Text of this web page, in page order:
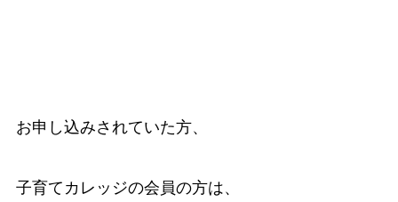
お申し込みされていた方、
子育てカレッジの会員の方は、